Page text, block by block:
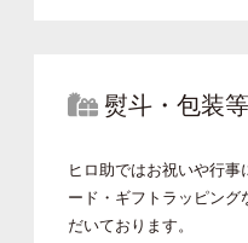
熨斗・包装等
ヒロ助ではお祝いや行事
ード・ギフトラッピング
だいております。